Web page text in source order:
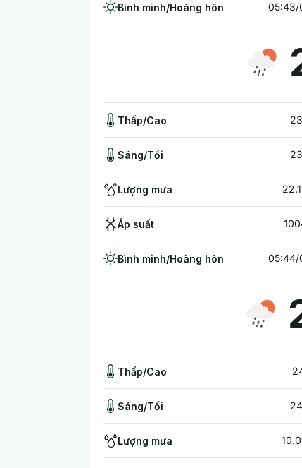
Bình minh/Hoàng hôn 05:43/
Thấp/Cao
Sáng/Tối
Lượng mưa
Áp suất
Bình minh/Hoàng hôn 05:44/
Thấp/Cao
Sáng/Tối
Lượng mưa